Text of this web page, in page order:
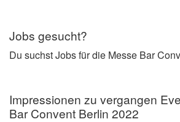
Jobs gesucht?
Du suchst Jobs für die Messe Bar
Impressionen zu vergangen
Bar Convent Berlin 2022